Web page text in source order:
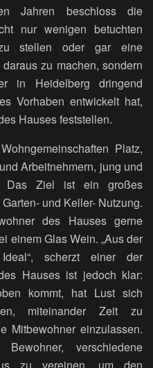
Jahren beschloss die
nur wenigen betuchten
stellen oder gar eine
zu machen, sondern
in Heidelberg dringend
Vorhaben entwickelt hat,
Hauses feststellen.
Platz,
Arbeitnehmern, jung und
Das Ziel ist ein großes
und Keller- Nutzung.
des Hauses gerne
einem Glas Wein. „Aus der
scherzt einer der
Hauses ist jedoch klar:
kommt, hat Lust sich
miteinander Zeit zu
Mitbewohner einzulassen.
verschiedene
zu vereinen, um den